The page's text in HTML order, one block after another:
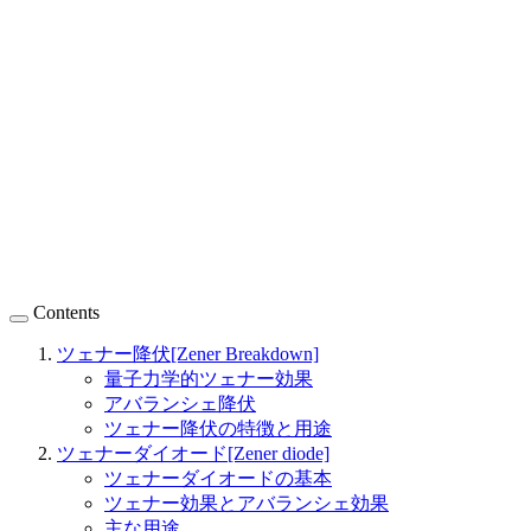
Contents
ツェナー降伏[Zener Breakdown]
量子力学的ツェナー効果
アバランシェ降伏
ツェナー降伏の特徴と用途
ツェナーダイオード[Zener diode]
ツェナーダイオードの基本
ツェナー効果とアバランシェ効果